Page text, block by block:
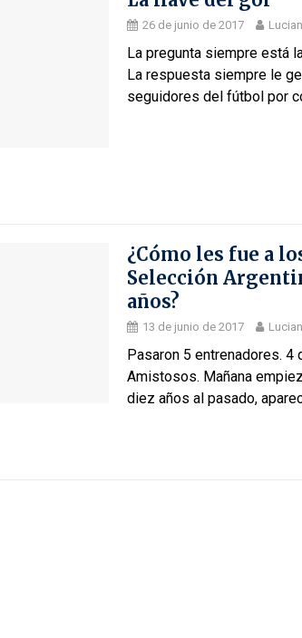
26 de junio de 2017
La pregunta siempre está
La respuesta siempre le
seguidores del fútbol por
¿Cómo les fue a
Selección
años?
13 de junio de 2017
Pasaron 5 entrenadores.
Amistosos. Mañana
diez años al pasado,